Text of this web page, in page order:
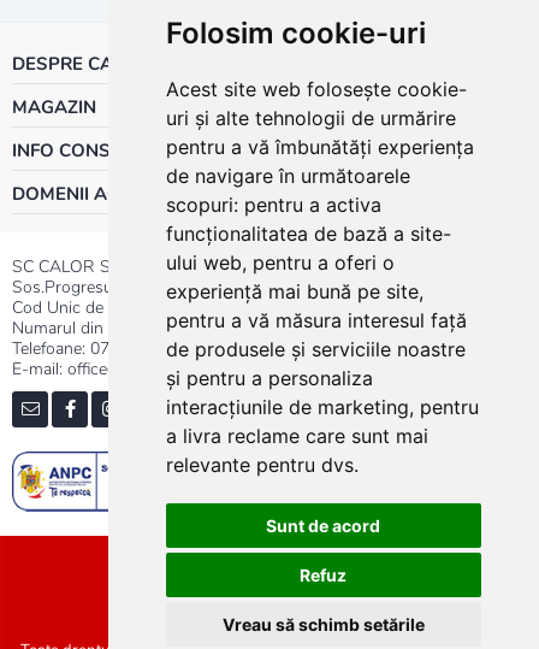
Folosim cookie-uri
Acest site web folosește cookie-
uri și alte tehnologii de urmărire
pentru a vă îmbunătăți experiența
de navigare în următoarele
scopuri: pentru a activa
funcționalitatea de bază a site-
ului web, pentru a oferi o
experiență mai bună pe site,
pentru a vă măsura interesul față
de produsele și serviciile noastre
și pentru a personaliza
interacțiunile de marketing, pentru
a livra reclame care sunt mai
relevante pentru dvs.
Sunt de acord
Refuz
Vreau să schimb setările
DESPRE CALOR
MAGAZIN
INFO CONSUMATOR
DOMENII ACTIVITATE
SC CALOR SRL
Sos.Progresului nr.30-40, Sector 5, Bucuresti
Cod Unic de Inregistrare: RO 3004724
Numarul din Registrul Comertului:J40/13176/1991
Telefoane: 0737.23.44.44|021.411.44.44
E-mail: office@calor.ro